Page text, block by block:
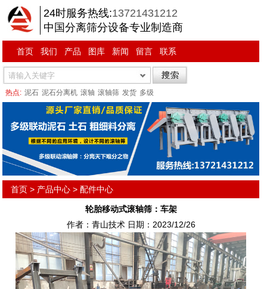
24时服务热线:13721431212
中国分离筛分设备专业制造商
首页 我们 产品 图库 新闻 留言 联系
热点: 泥石 泥石分离机 滚轴 滚轴筛 发货 多级
首页 > 产品中心 >配件中心
轮胎移动式滚轴筛：车架
作者：青山技术 日期：2023/12/26